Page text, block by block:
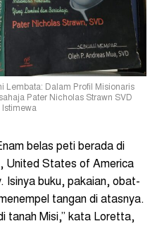
Lembata: Dalam Profil Misionaris
Pater Nicholas Strawn SVD
Istimewa
belas peti berada di
United States of America
Isinya buku, pakaian, obat-
tangan di atasnya.
tanah Misi,” kata Loretta,